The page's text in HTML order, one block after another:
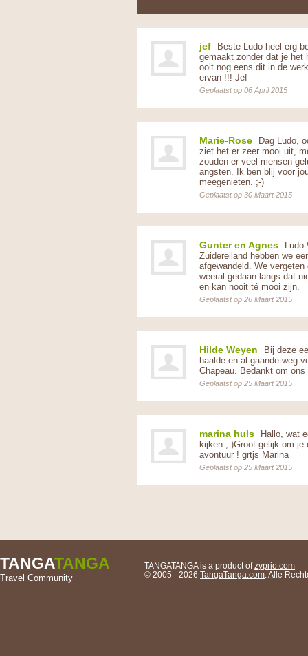
jef
Beste Ludo heel erg
gemaakt zonder dat je het
ooit nog eens dit in de
ervan !!! Jef
Geplaatst op 06 April 2015
Marie-Rose
Dag Ludo,
ziet het er zeer mooi uit,
zouden er veel mensen
angsten. Ik ben blij voor
meegenieten. ;-)
Geplaatst op 30 Maart 2015
Gunter en Agnes
Zuidereiland hebben we
afgewandeld. We
weeral gedaan langs dat
en kan nooit té mooi zijn.
Geplaatst op 26 Maart 2015
Hilde Weyen
Bij deze
haalde en al gaande weg
Chapeau. Bedankt om
Geplaatst op 25 Maart 2015
marina huls
Hallo, wat
kijken ;-)Groot gelijk om
avontuur ! grtjs Marina
Geplaatst op 25 Maart 2015
TANGATANGA
Travel Community
TANGATANGA is a product ofzyprio.com
© 2005 - 2026 TangaTanga.com . Alle